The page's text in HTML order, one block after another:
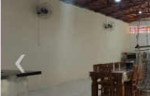
‹Previous